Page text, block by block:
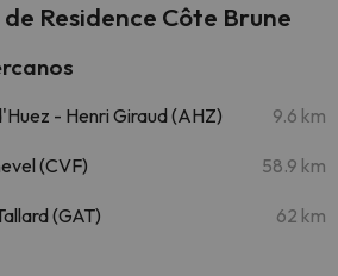
Residence Côte Brune
- Henri Giraud (AHZ) 9.6 km
(CVF) 58.9 km
(GAT) 62 km